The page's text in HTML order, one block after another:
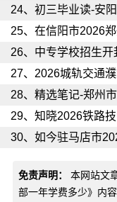
24、 初三毕业读-安
25、 在信阳市2026郑
26、 中专学校招生
27、 2026城轨交通濮阳
28、 精选笔记-郑州
29、 知晓2026铁路
30、 如今驻马店市
免责声明： 本网站文
部一年学费多少》内